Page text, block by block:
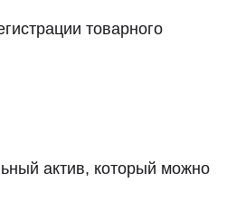
товарного
актив, который можно